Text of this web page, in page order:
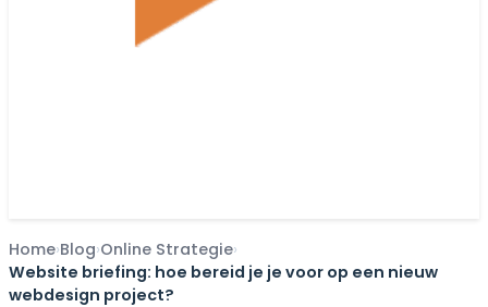
Home Blog Online Strategie
Website briefing: hoe bereid je je voor op een nieuw
webdesign project?